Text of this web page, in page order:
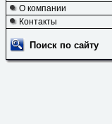
О компании
Контакты
Поиск по сайту